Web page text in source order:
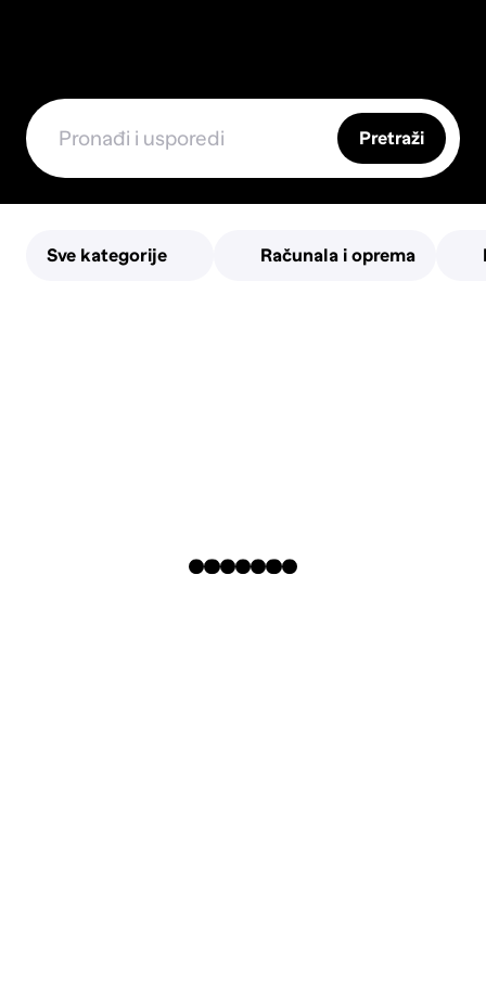
Pretraži
Sve kategorije Računala i oprema